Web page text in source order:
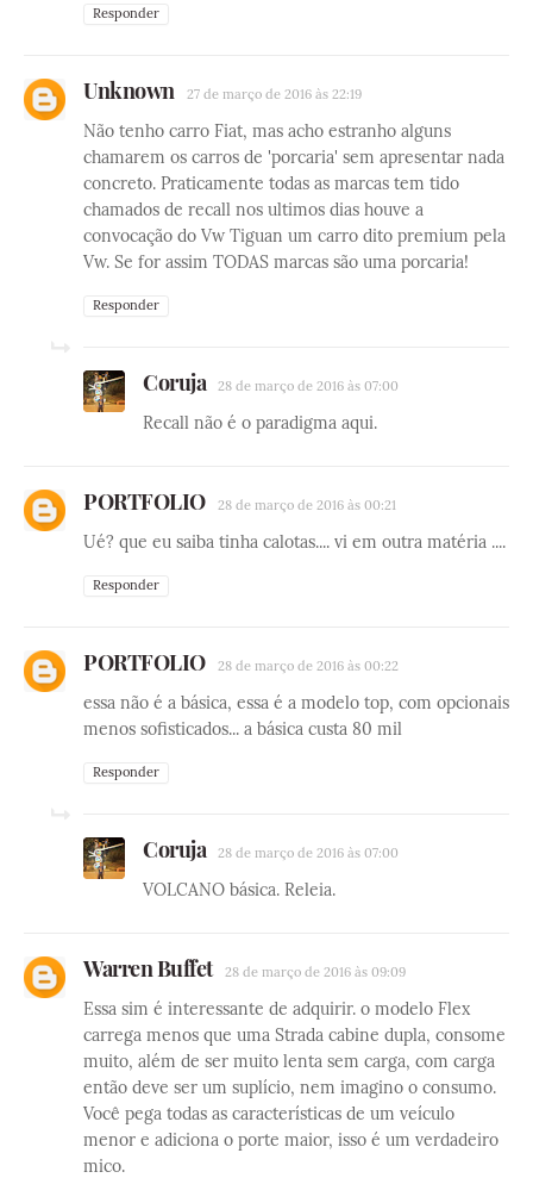
Responder
Unknown 27 de março de 2016 às 22:19
Não tenho carro Fiat, mas acho estranho alguns
chamarem os carros de 'porcaria' sem apresentar nada
concreto. Praticamente todas as marcas tem tido
chamados de recall nos ultimos dias houve a
convocação do Vw Tiguan um carro dito premium pela
Vw. Se for assim TODAS marcas são uma porcaria!
Responder
Coruja 28 de março de 2016 às 07:00
Recall não é o paradigma aqui.
PORTFOLIO 28 de março de 2016 às 00:21
Ué? que eu saiba tinha calotas.... vi em outra matéria ....
Responder
PORTFOLIO 28 de março de 2016 às 00:22
essa não é a básica, essa é a modelo top, com opcionais
menos sofisticados... a básica custa 80 mil
Responder
Coruja 28 de março de 2016 às 07:00
VOLCANO básica. Releia.
Warren Buffet 28 de março de 2016 às 09:09
Essa sim é interessante de adquirir. o modelo Flex
carrega menos que uma Strada cabine dupla, consome
muito, além de ser muito lenta sem carga, com carga
então deve ser um suplício, nem imagino o consumo.
Você pega todas as características de um veículo
menor e adiciona o porte maior, isso é um verdadeiro
mico.